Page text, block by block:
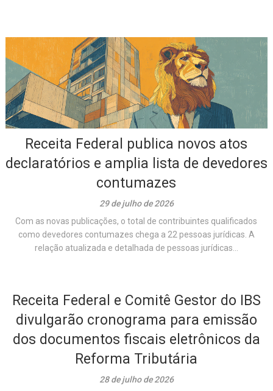
Receita Federal publica novos atos
declaratórios e amplia lista de devedores
contumazes
29 de julho de 2026
Com as novas publicações, o total de contribuintes qualificados
como devedores contumazes chega a 22 pessoas jurídicas. A
relação atualizada e detalhada de pessoas jurídicas...
Receita Federal e Comitê Gestor do IBS
divulgarão cronograma para emissão
dos documentos fiscais eletrônicos da
Reforma Tributária
28 de julho de 2026